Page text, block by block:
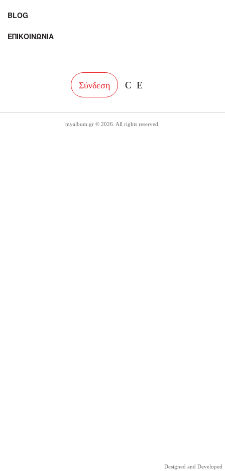
BLOG
ΕΠΙΚΟΙΝΩΝΙΑ
Σύνδεση facebook
myalbum.gr © 2026. All rights reserved.
Designed and Developed